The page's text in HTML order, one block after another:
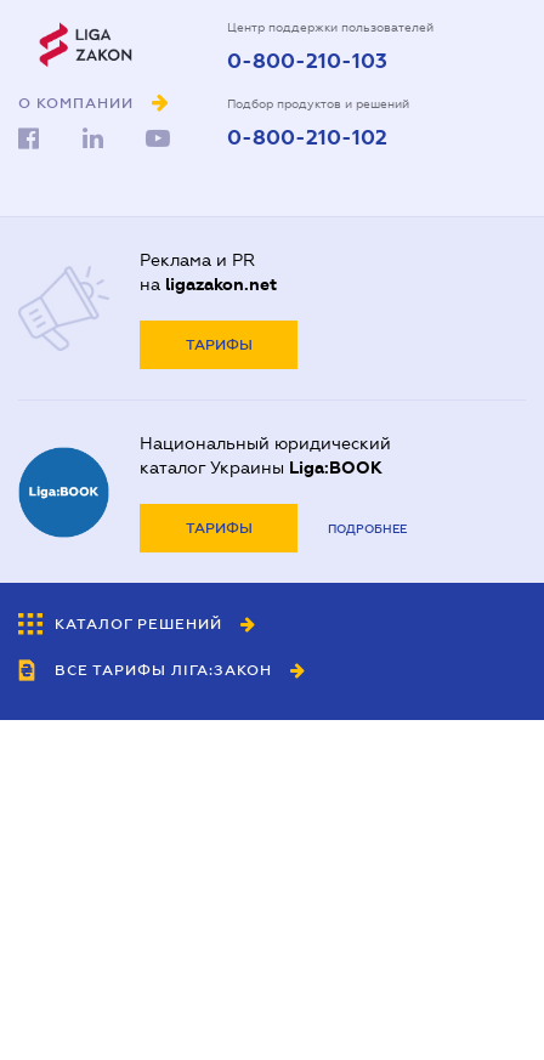
О КОМПАНИИ
Центр поддержки пользователей
0-800-210-103
Подбор продуктов и решений
0-800-210-102
Реклама и PR
на ligazakon.net
ТАРИФЫ
Национальный юридический
каталог Украины Liga:BOOK
ТАРИФЫ ПОДРОБНЕЕ
КАТАЛОГ РЕШЕНИЙ
ВСЕ ТАРИФЫ ЛІГА:ЗАКОН